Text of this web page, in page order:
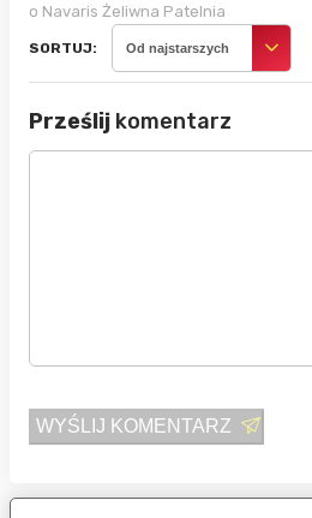
o Navaris Żeliwna Patelnia
SORTUJ: Od najstarszych
Prześlij komentarz
WYŚLIJ KOMENTARZ